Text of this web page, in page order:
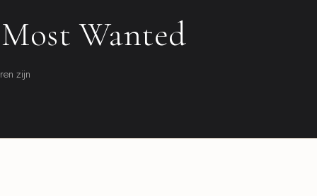
Wanted
zijn